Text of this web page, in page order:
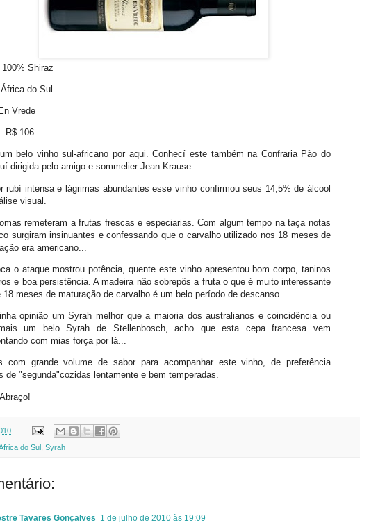
Shiraz
do Sul
Vrede
R$ 106
belo vinho sul-africano por aqui. Conhecí este também na Confraria Pão do
dirigida pelo amigo e sommelier Jean Krause.
rubí intensa e lágrimas abundantes esse vinho confirmou seus 14,5% de álcool
visual.
remeteram a frutas frescas e especiarias. Com algum tempo na taça notas
surgiram insinuantes e confessando que o carvalho utilizado nos 18 meses de
era americano...
o ataque mostrou potência, quente este vinho apresentou bom corpo, taninos
e boa persistência. A madeira não sobrepôs a fruta o que é muito interessante
18 meses de maturação de carvalho é um belo período de descanso.
opinião um Syrah melhor que a maioria dos australianos e coincidência ou
um belo Syrah de Stellenbosch, acho que esta cepa francesa vem
com mias força por lá...
com grande volume de sabor para acompanhar este vinho, de preferência
de "segunda"cozidas lentamente e bem temperadas.
do Sul Syrah
Tavares Gonçalves 1 de julho de 2010 às 19:09